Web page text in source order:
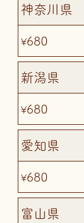
神奈川県
¥680
新潟県
¥680
愛知県
¥680
富山県